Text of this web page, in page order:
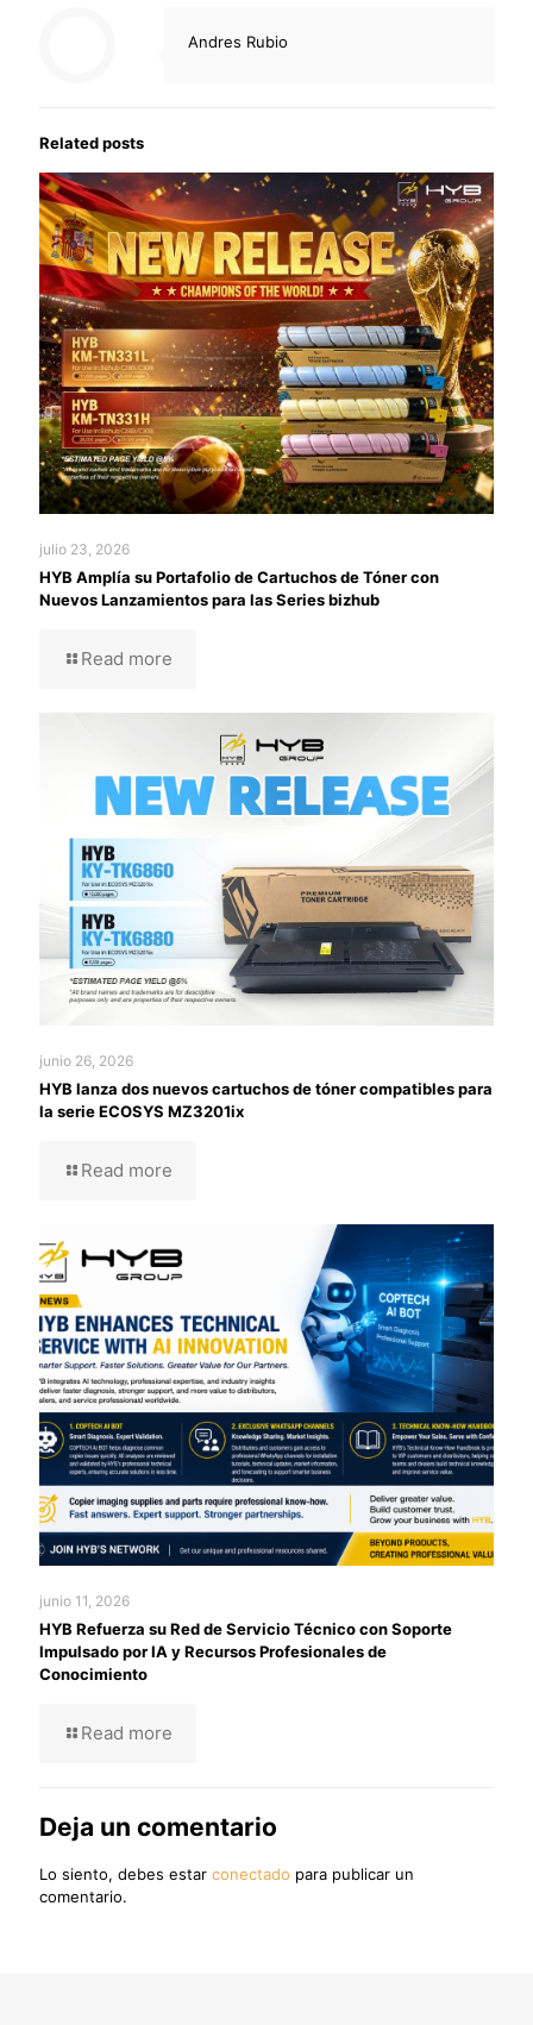
Andres Rubio
Related posts
julio 23, 2026
HYB Amplía su Portafolio de Cartuchos de Tóner con
Nuevos Lanzamientos para las Series bizhub
Read more
junio 26, 2026
HYB lanza dos nuevos cartuchos de tóner compatibles para
la serie ECOSYS MZ3201ix
Read more
junio 11, 2026
HYB Refuerza su Red de Servicio Técnico con Soporte
Impulsado por IA y Recursos Profesionales de
Conocimiento
Read more
Deja un comentario
Lo siento, debes estar conectado para publicar un
comentario.